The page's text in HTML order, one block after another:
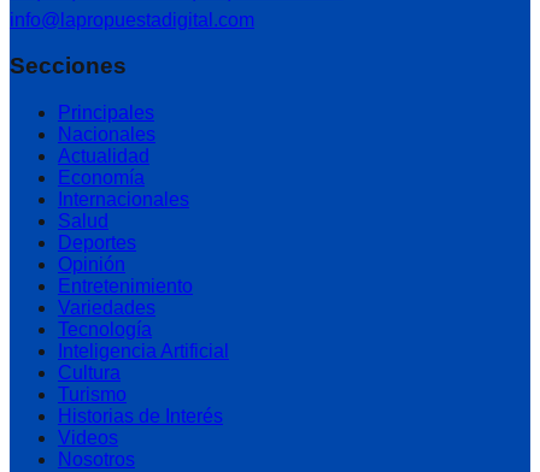
info@lapropuestadigital.com
Secciones
Principales
Nacionales
Actualidad
Economía
Internacionales
Salud
Deportes
Opinión
Entretenimiento
Variedades
Tecnología
Inteligencia Artificial
Cultura
Turismo
Historias de Interés
Videos
Nosotros